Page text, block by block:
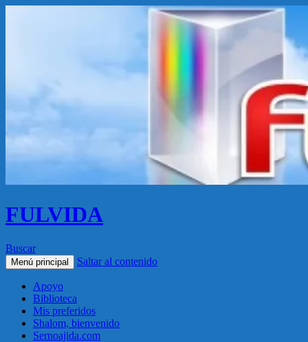
FULVIDA
Buscar
Menú principal Saltar al contenido
Apoyo
Biblioteca
Mis preferidos
Shalom, bienvenido
Sernoajida.com